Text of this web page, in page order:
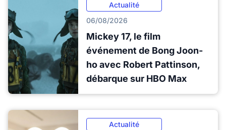
Actualité
06/08/2026
Mickey 17, le film
événement de Bong Joon-
ho avec Robert Pattinson,
débarque sur HBO Max
Actualité